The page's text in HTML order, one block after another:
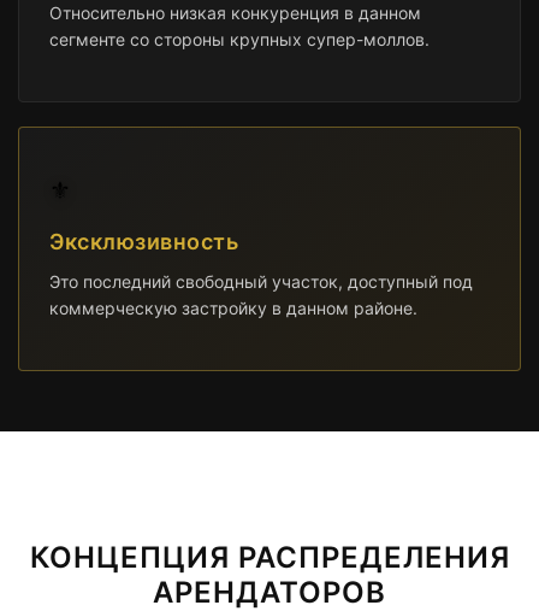
Относительно низкая конкуренция в данном
сегменте со стороны крупных супер-моллов.
⚜️
Эксклюзивность
Это последний свободный участок, доступный под
коммерческую застройку в данном районе.
КОНЦЕПЦИЯ РАСПРЕДЕЛЕНИЯ
АРЕНДАТОРОВ